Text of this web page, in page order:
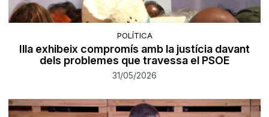
POLÍTICA
Illa exhibeix compromís amb la justícia davant
dels problemes que travessa el PSOE
31/05/2026